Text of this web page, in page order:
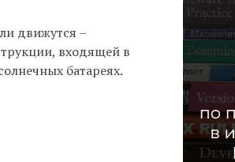
движутся –
входящей в
батареях.